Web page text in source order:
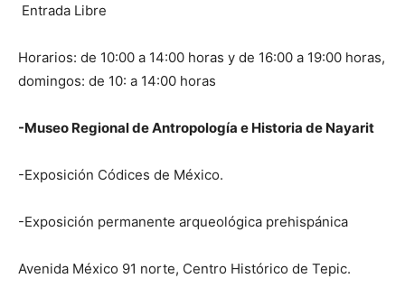
Entrada Libre
Horarios: de 10:00 a 14:00 horas y de 16:00 a 19:00 horas,
domingos: de 10: a 14:00 horas
-Museo Regional de Antropología e Historia de Nayarit
-Exposición Códices de México.
-Exposición permanente arqueológica prehispánica
Avenida México 91 norte, Centro Histórico de Tepic.